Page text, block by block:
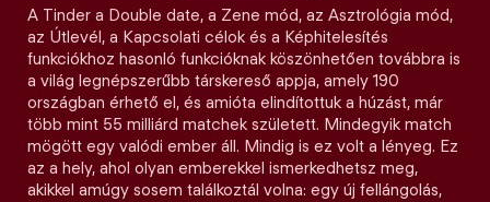
A Tinder a Double date, a Zene mód, az Asztrológia mód,
az Útlevél, a Kapcsolati célok és a Képhitelesítés
funkciókhoz hasonló funkcióknak köszönhetően továbbra is
a világ legnépszerűbb társkereső appja, amely 190
országban érhető el, és amióta elindítottuk a húzást, már
több mint 55 milliárd matchek született. Mindegyik match
mögött egy valódi ember áll. Mindig is ez volt a lényeg. Ez
az a hely, ahol olyan emberekkel ismerkedhetsz meg,
akikkel amúgy sosem találkoztál volna: egy új fellángolás,